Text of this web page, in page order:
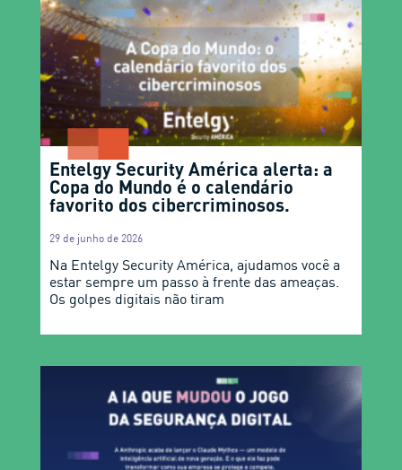
Entelgy Security América alerta: a
Copa do Mundo é o calendário
favorito dos cibercriminosos.
29 de junho de 2026
Na Entelgy Security América, ajudamos você a
estar sempre um passo à frente das ameaças.
Os golpes digitais não tiram